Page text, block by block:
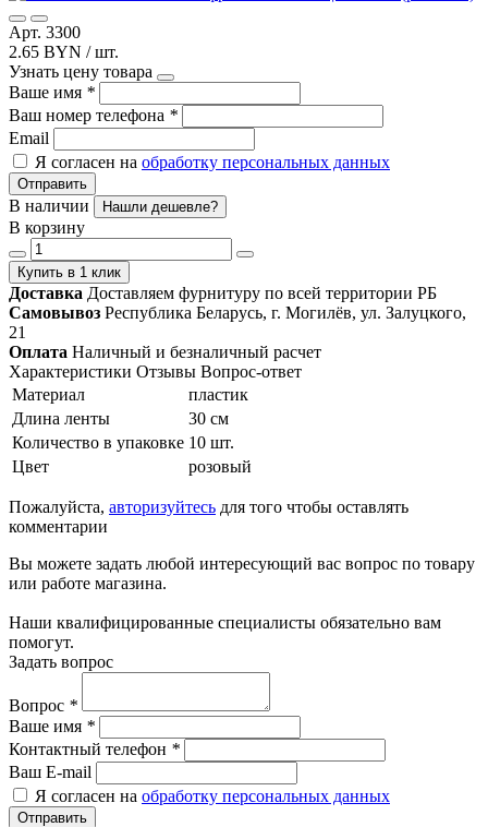
Арт. 3300
2.65 BYN / шт.
Узнать цену товара
Ваше имя *
Ваш номер телефона *
Email
Я согласен на обработку персональных данных
Отправить
В наличии Нашли дешевле?
В корзину
Купить в 1 клик
Доставка Доставляем фурнитуру по всей территории РБ
Самовывоз Республика Беларусь, г. Могилёв, ул. Залуцкого,
21
Оплата Наличный и безналичный расчет
Характеристики Отзывы Вопрос-ответ
Материал
пластик
Длина ленты
30 см
Количество в упаковке 10 шт.
Цвет
розовый
Пожалуйста, авторизуйтесь для того чтобы оставлять
комментарии
Вы можете задать любой интересующий вас вопрос по товару
или работе магазина.
Наши квалифицированные специалисты обязательно вам
помогут.
Задать вопрос
Вопрос *
Ваше имя *
Контактный телефон *
Ваш E-mail
Я согласен на обработку персональных данных
Отправить